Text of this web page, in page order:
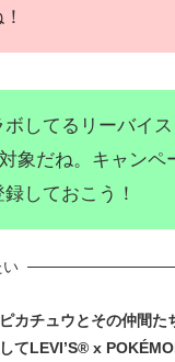
してるリーバイス
象だね。キャンペ
しておこう！
ピカチュウとその仲間た
してLEVI’S® x